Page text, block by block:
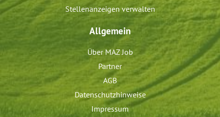
Stellenanzeigen verwalten
Allgemein
Über MAZ Job
Partner
AGB
Datenschutzhinweise
Impressum